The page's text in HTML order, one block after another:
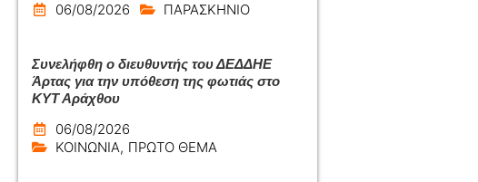
06/08/2026 ΠΑΡΑΣΚΗΝΙΟ
Συνελήφθη ο διευθυντής του ΔΕΔΔΗΕ
Άρτας για την υπόθεση της φωτιάς στο
ΚΥΤ Αράχθου
06/08/2026
ΚΟΙΝΩΝΙΑ, ΠΡΩΤΟ ΘΕΜΑ